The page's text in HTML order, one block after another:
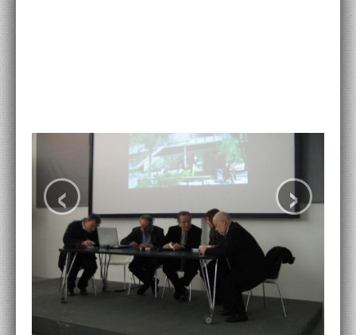
VIDEO
COLLEZIONE
ACCADEMIA NAZIONALE DI SAN LUCA
I.E.D. / ROMA
POLITECNICO DI BARI
BIBLIOTECA FRANCESCO MOSCHINI
A.A.M. ARCHITETTURA ARTE MODERNA
‹ ›